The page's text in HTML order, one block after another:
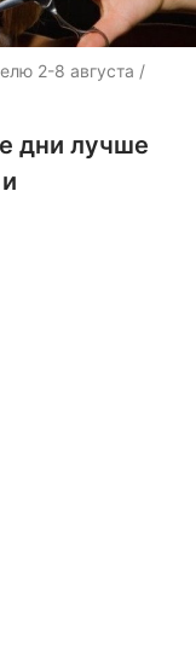
2-8 августа /
дни лучше